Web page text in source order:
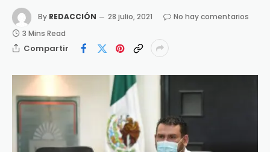
By REDACCIÓN 28 julio, 2021
No hay comentarios
3 Mins Read
Compartir